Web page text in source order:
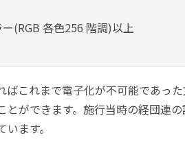
(RGB 各色256 階調)以上
ばこれまで電子化が不可能であっ
とができます。施行当時の経団連
ます。